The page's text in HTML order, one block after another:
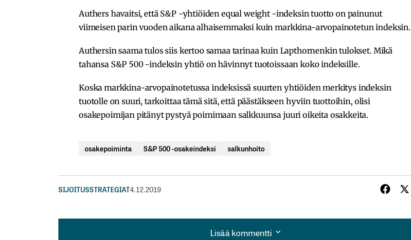
Authers havaitsi, että S&P -yhtiöiden equal weight -indeksin tuotto on painunut
viimeisen parin vuoden aikana alhaisemmaksi kuin markkina-arvopainotetun indeksin.
Authersin saama tulos siis kertoo samaa tarinaa kuin Lapthornenkin tulokset. Mikä
tahansa S&P 500 -indeksin yhtiö on hävinnyt tuotoissaan koko indeksille.
Koska markkina-arvopainotetussa indeksissä suurten yhtiöiden merkitys indeksin
tuotolle on suuri, tarkoittaa tämä sitä, että päästäkseen hyviin tuottoihin, olisi
osakepoimijan pitänyt pystyä poimimaan salkkuunsa juuri oikeita osakkeita.
osakepoiminta S&P 500 -osakeindeksi salkunhoito
SIJOITUSSTRATEGIAT4.12.2019
Lisää kommentti